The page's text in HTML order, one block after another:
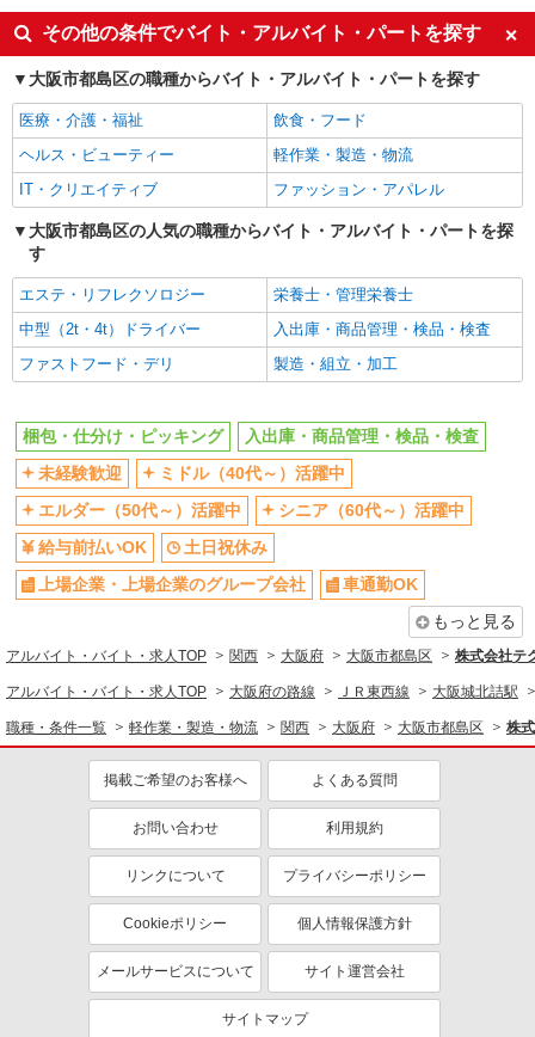
未経験歓迎
ミドル（40代～）活躍中
エルダー（50代～）活躍中
シニア（60代～）活躍中
給与前払いOK
土日祝休み
上場企業・上場企業のグループ会
社
車通勤OK
バイク通勤OK
交通費支給
社会保険あり
同じ職種から求人を探す
軽作業・製造・物流
梱包・仕分け・ピッキング
入出庫・商品管理・検品・検査
同じ特徴から求人を探す
未経験歓迎
ミドル（40代～）活躍中
土日祝休み
上場企業・上場企業のグループ会
社
車通勤OK
交通費支給
社会保険あり
その他の条件でバイト・アルバイト・パートを探す
大阪市都島区の職種からバイト・アルバイト・パートを探す
医療・介護・福祉
飲食・フード
ヘルス・ビューティー
軽作業・製造・物流
IT・クリエイティブ
ファッション・アパレル
大阪市都島区の人気の職種からバイト・アルバイト・パートを探
す
エステ・リフレクソロジー
栄養士・管理栄養士
中型（2t・4t）ドライバー
入出庫・商品管理・検品・検査
ファストフード・デリ
製造・組立・加工
梱包・仕分け・ピッキング
入出庫・商品管理・検品・検査
未経験歓迎
ミドル（40代～）活躍中
エルダー（50代～）活躍中
シニア（60代～）活躍中
給与前払いOK
土日祝休み
上場企業・上場企業のグループ会社
車通勤OK
もっと見る
アルバイト・バイト・求人TOP 関西 大阪府 大阪市都島区 株式会社テ
アルバイト・バイト・求人TOP 大阪府の路線 ＪＲ東西線 大阪城北詰駅
職種・条件一覧 軽作業・製造・物流 関西 大阪府 大阪市都島区 株
掲載ご希望のお客様へ よくある質問
お問い合わせ 利用規約
リンクについて プライバシーポリシー
Cookieポリシー 個人情報保護方針
メールサービスについて サイト運営会社
サイトマップ